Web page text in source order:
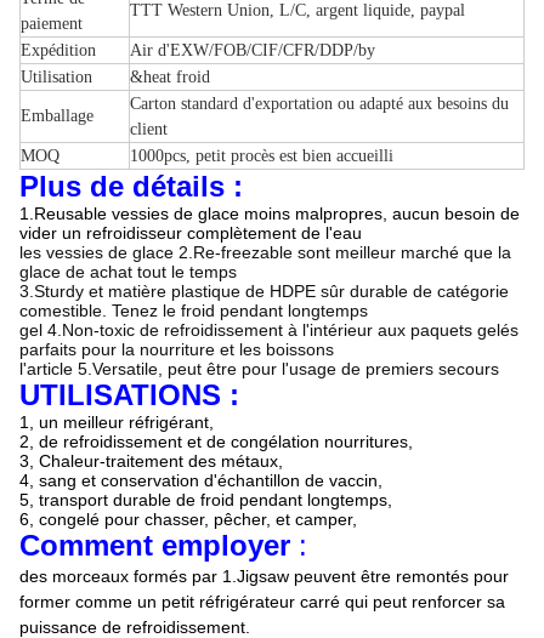
paiement
TTT Western Union, L/C, argent liquide, paypal
Expédition
Air d'EXW/FOB/CIF/CFR/DDP/by
Utilisation
&heat froid
Emballage
Carton standard d'exportation ou adapté aux besoins du
client
MOQ
1000pcs, petit procès est bien accueilli
Plus de détails :
1.Reusable vessies de glace moins malpropres, aucun besoin de
vider un refroidisseur complètement de l'eau
les vessies de glace 2.Re-freezable sont meilleur marché que la
glace de achat tout le temps
3.Sturdy et matière plastique de HDPE sûr durable de catégorie
comestible. Tenez le froid pendant longtemps
gel 4.Non-toxic de refroidissement à l'intérieur aux paquets gelés
parfaits pour la nourriture et les boissons
l'article 5.Versatile, peut être pour l'usage de premiers secours
UTILISATIONS :
1, un meilleur réfrigérant,
2, de refroidissement et de congélation nourritures,
3, Chaleur-traitement des métaux,
4, sang et conservation d'échantillon de vaccin,
5, transport durable de froid pendant longtemps,
6, congelé pour chasser, pêcher, et camper,
Comment employer :
des morceaux formés par 1.Jigsaw peuvent être remontés pour
former comme un petit réfrigérateur carré qui peut renforcer sa
puissance de refroidissement.